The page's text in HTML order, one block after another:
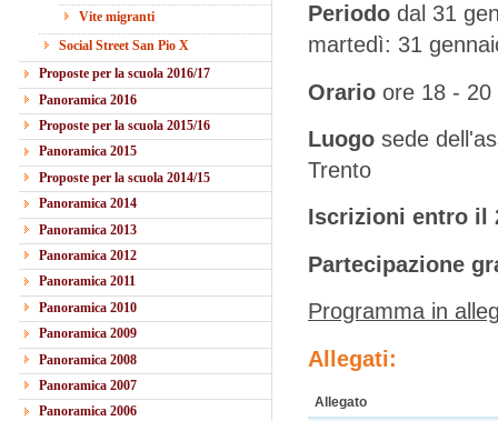
Vite migranti
Social Street San Pio X
Proposte per la scuola 2016/17
Panoramica 2016
Proposte per la scuola 2015/16
Panoramica 2015
Proposte per la scuola 2014/15
Panoramica 2014
Panoramica 2013
Panoramica 2012
Panoramica 2011
Panoramica 2010
Panoramica 2009
Panoramica 2008
Panoramica 2007
Panoramica 2006
Periodo dal 31
martedì: 31
Orario ore 18 - 20
Luogo sede
Trento
Iscrizioni entro il
Partecipazione
Programma in
Allegati:
Allegato